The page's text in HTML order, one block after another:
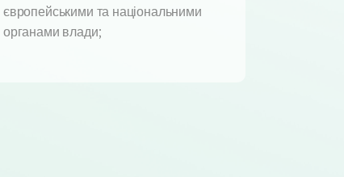
європейськими та національними
органами влади;